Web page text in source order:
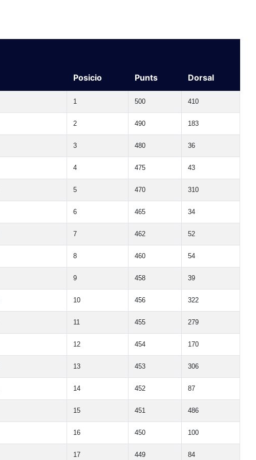
Posicio Punts Dorsal
1 500 410
2 490 183
3 480 36
4 475 43
5 470 310
6 465 34
7 462 52
8 460 54
9 458 39
10 456 322
11 455 279
12 454 170
13 453 306
14 452 87
15 451 486
16 450 100
17 449 84